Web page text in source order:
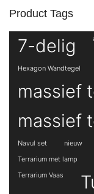
Product Tags
7-delig
Hexagon Wandtegel
massief
massief
Navul set nieuw
Terrarium met lamp
Terrarium Vaas